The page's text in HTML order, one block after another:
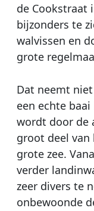
de Cookstraat
bijzonders te
walvissen en
grote
Dat neemt
een echte
wordt door de
groot deel van
grote zee.
verder
zeer divers te
onbewoonde